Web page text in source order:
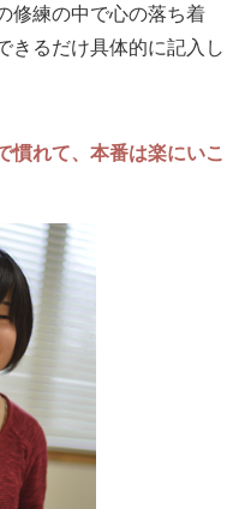
修練の中で心の落ち着
きるだけ具体的に記入し
れて、本番は楽にいこ